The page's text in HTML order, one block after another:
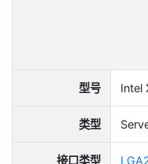
型号 Intel
类型
接口类型